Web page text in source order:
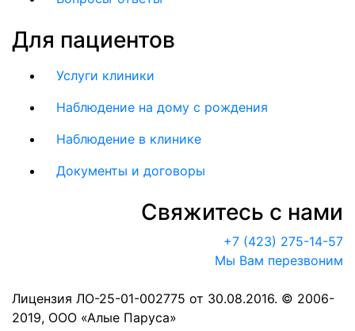
Для пациентов
Услуги клиники
Наблюдение на дому с рождения
Наблюдение в клинике
Документы и договоры
Свяжитесь с нами
+7 (423) 275-14-57
Мы Вам перезвоним
Лицензия ЛО-25-01-002775 от 30.08.2016. © 2006-
2019, ООО «Алые Паруса»